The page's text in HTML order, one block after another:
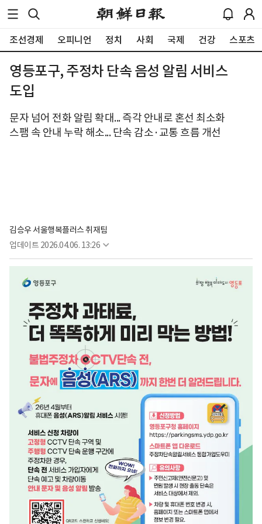
조선경제 오피니언 정치 사회 국제 건강 스포츠
영등포구, 주정차 단속 음성 알림 서비스
도입
문자 넘어 전화 알림 확대... 즉각 안내로 혼선 최소화
스팸 속 안내 누락 해소... 단속 감소·교통 흐름 개선
김승우 서울행복플러스 취재팀
업데이트 2026.04.06. 13:26